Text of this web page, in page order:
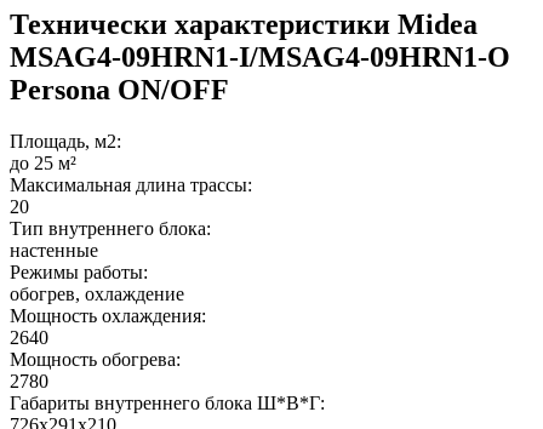
Технически характеристики Midea
MSAG4-09HRN1-I/MSAG4-09HRN1-O
Persona ON/OFF
Площадь, м2:
до 25 м²
Максимальная длина трассы:
20
Тип внутреннего блока:
настенные
Режимы работы:
обогрев, охлаждение
Мощность охлаждения:
2640
Мощность обогрева:
2780
Габариты внутреннего блока Ш*В*Г:
726x291x210